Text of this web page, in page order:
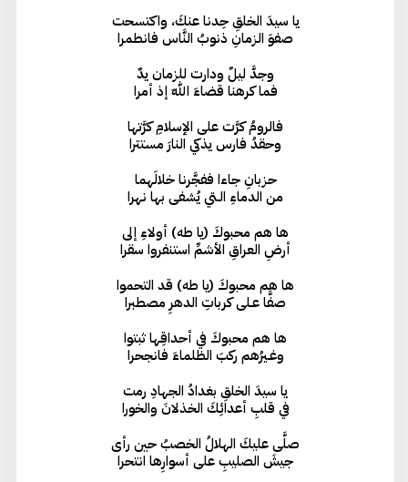
يا سيدَ الخلقِ حِدنا عنكَ، واكتسحت
صفوَ الزمانِ ذنوبُ النَّاس فانطمرا
وجدَّ ليلٌ ودارت للزمان يدٌ
فما كرهنا قضاءَ اللهِ إذ أمرا
فالرومُ كرَّت على الإسلامِ كرَّتها
وحقدُ فارس يذكي النارَ مستترا
حزبانِ جاءا ففجَّرنا خلالَهما
من الدماءِ الـتي يُشفى بها نهرا
ها هم محبوكَ (يا طه) أولاءِ إلى
أرضِ العراقِ الأشمِّ استنفروا سقرا
ها هم محبوكَ (يا طه) قد التحموا
صفَّا عـلى كرباتِ الدهرِ مصطبرا
ها هم محبوكَ في أحداقِها ثبتوا
وغـيرُهم ركبَ الظلماءَ فانجحرا
يا سيدَ الخلقِ بغدادُ الجهادِ رمت
في قلبِ أعدائِكَ الخذلانَ والخورا
صلَّى عليكَ الهلالُ الخصبُ حين رأى
جيشَ الصليبِ على أسوارِها انتحرا